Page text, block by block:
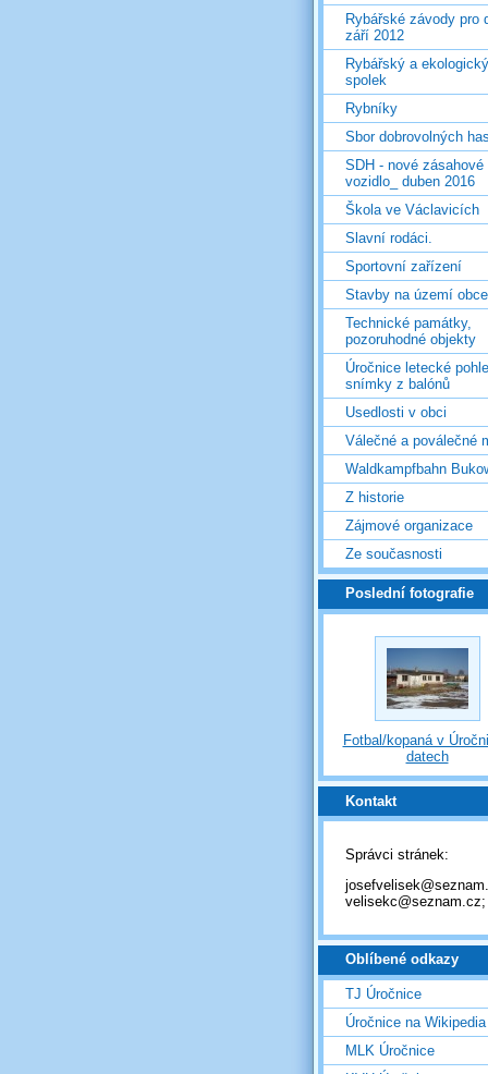
Rybářské závody pro
září 2012
Rybářský a ekologický
spolek
Rybníky
Sbor dobrovolných
SDH - nové zásahové
vozidlo_ duben 2016
Škola ve Václavicích
Slavní rodáci.
Sportovní zařízení
Stavby na území obce
Technické památky,
pozoruhodné objekty
Úročnice letecké
snímky z balónů
Usedlosti v obci
Válečné a poválečné
Waldkampfbahn
Z historie
Zájmové organizace
Ze současnosti
Poslední fotografie
Fotbal/kopaná v
datech
Kontakt
Správci stránek:
velisekc@seznam.cz;
Oblíbené odkazy
TJ Úročnice
Úročnice na Wikipedia
MLK Úročnice